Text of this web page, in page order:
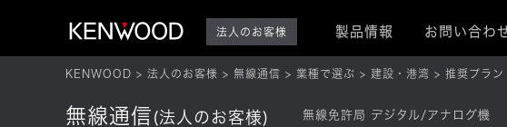
法人のお客様 製品情報 お問い合わ
KENWOOD 法人のお客様 無線通信 業種で選ぶ 建設・港湾 推奨プラン
無線通信 (法人のお客様) 無線免許局 デジタル/アナログ機